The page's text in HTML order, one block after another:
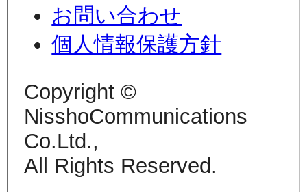
お問い合わせ
個人情報保護方針
Copyright ©
NisshoCommunications
Co.Ltd.,
All Rights Reserved.